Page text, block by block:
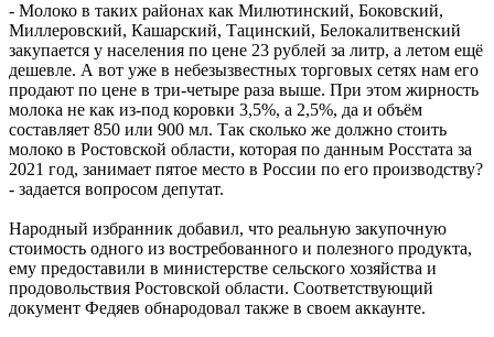
- Молоко в таких районах как Милютинский, Боковский,
Миллеровский, Кашарский, Тацинский, Белокалитвенский
закупается у населения по цене 23 рублей за литр, а летом ещё
дешевле. А вот уже в небезызвестных торговых сетях нам его
продают по цене в три-четыре раза выше. При этом жирность
молока не как из-под коровки 3,5%, а 2,5%, да и объём
составляет 850 или 900 мл. Так сколько же должно стоить
молоко в Ростовской области, которая по данным Росстата за
2021 год, занимает пятое место в России по его производству?
- задается вопросом депутат.
Народный избранник добавил, что реальную закупочную
стоимость одного из востребованного и полезного продукта,
ему предоставили в министерстве сельского хозяйства и
продовольствия Ростовской области. Соответствующий
документ Федяев обнародовал также в своем аккаунте.